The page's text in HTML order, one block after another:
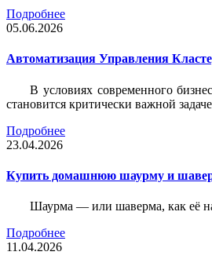
Подробнее
05.06.2026
Автоматизация Управления
В условиях современного
становится критически важной
Подробнее
23.04.2026
Купить домашнюю шаурму и
Шаурма — или шаверма, как её
Подробнее
11.04.2026